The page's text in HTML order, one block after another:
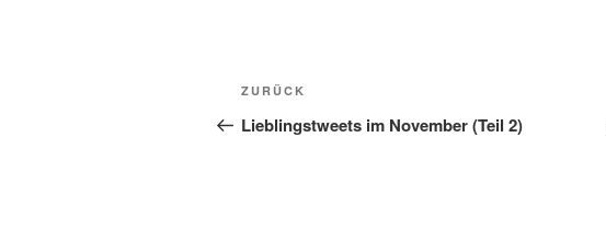
Beitragsnavigation
Vorheriger
Beitrag
ZURÜCK
Lieblingstweets im November (Teil 2)